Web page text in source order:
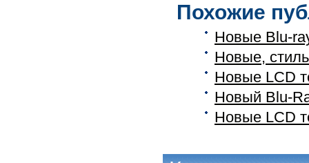
Похожие
Новые Blu-
Новые,
Новые LCD
Новый Blu-
Новые LCD